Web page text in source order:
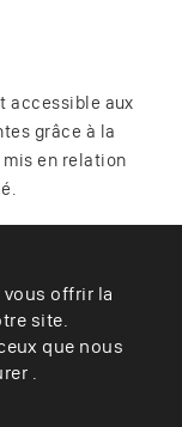
accessible aux
grâce à la
mis en relation
Cookies
offrir la
site.
que nous
.